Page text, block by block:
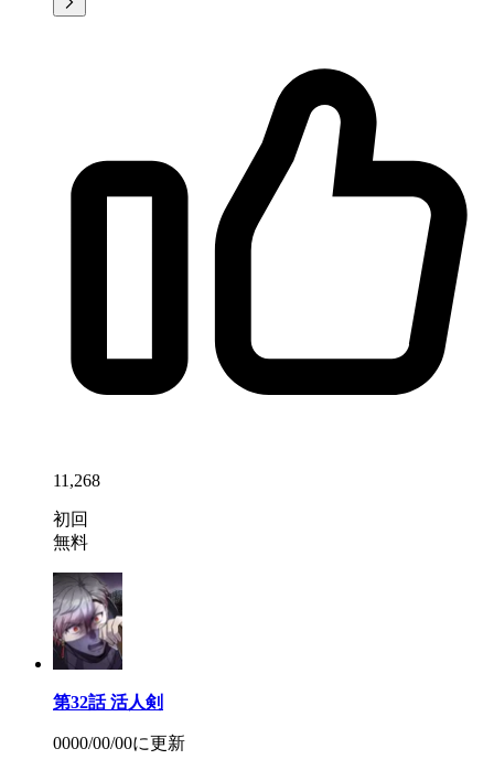
11,268
初回
無料
第32話 活人剣
0000/00/00に更新